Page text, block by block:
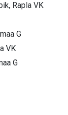
Rapla VK
G
VK
G